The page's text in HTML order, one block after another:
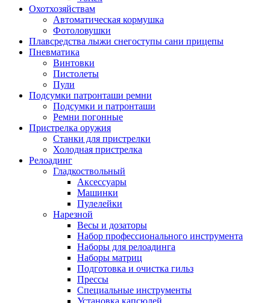
Охотхозяйствам
Автоматическая кормушка
Фотоловушки
Плавсредства лыжи снегоступы сани прицепы
Пневматика
Винтовки
Пистолеты
Пули
Подсумки патронташи ремни
Подсумки и патронташи
Ремни погонные
Пристрелка оружия
Станки для пристрелки
Холодная пристрелка
Релоадинг
Гладкоствольный
Аксессуары
Машинки
Пулелейки
Нарезной
Весы и дозаторы
Набор профессионального инструмента
Наборы для релоадинга
Наборы матриц
Подготовка и очистка гильз
Прессы
Специальные инструменты
Установка капсюлей